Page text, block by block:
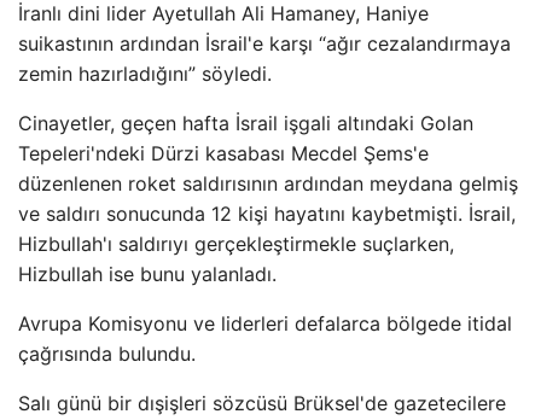
İranlı dini lider Ayetullah Ali Hamaney, Haniye
suikastının ardından İsrail'e karşı “ağır cezalandırmaya
zemin hazırladığını” söyledi.
Cinayetler, geçen hafta İsrail işgali altındaki Golan
Tepeleri'ndeki Dürzi kasabası Mecdel Şems'e
düzenlenen roket saldırısının ardından meydana gelmiş
ve saldırı sonucunda 12 kişi hayatını kaybetmişti. İsrail,
Hizbullah'ı saldırıyı gerçekleştirmekle suçlarken,
Hizbullah ise bunu yalanladı.
Avrupa Komisyonu ve liderleri defalarca bölgede itidal
çağrısında bulundu.
Salı günü bir dışişleri sözcüsü Brüksel'de gazetecilere